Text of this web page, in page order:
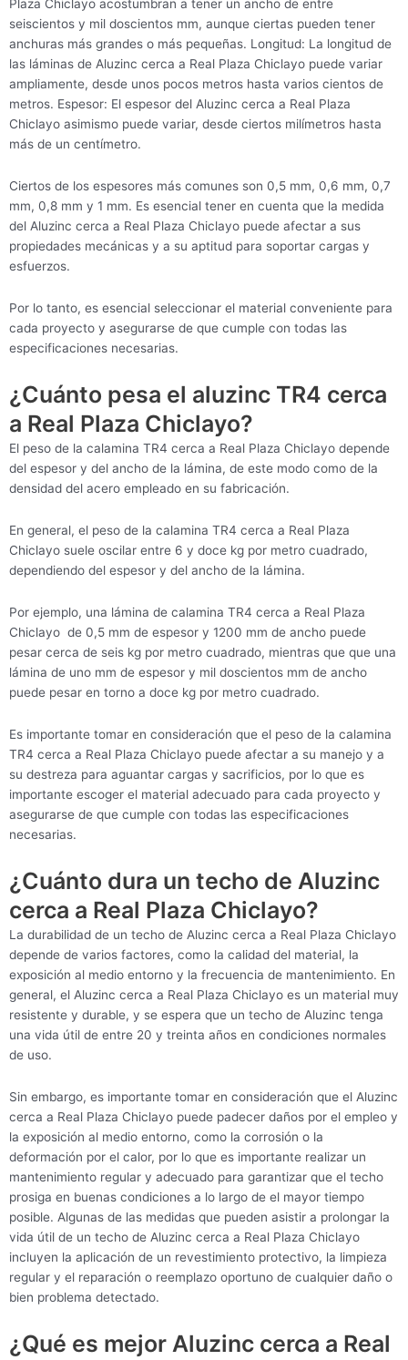
Plaza Chiclayo acostumbran a tener un ancho de entre
seiscientos y mil doscientos mm, aunque ciertas pueden tener
anchuras más grandes o más pequeñas. Longitud: La longitud de
las láminas de Aluzinc cerca a Real Plaza Chiclayo puede variar
ampliamente, desde unos pocos metros hasta varios cientos de
metros. Espesor: El espesor del Aluzinc cerca a Real Plaza
Chiclayo asimismo puede variar, desde ciertos milímetros hasta
más de un centímetro.
Ciertos de los espesores más comunes son 0,5 mm, 0,6 mm, 0,7
mm, 0,8 mm y 1 mm. Es esencial tener en cuenta que la medida
del Aluzinc cerca a Real Plaza Chiclayo puede afectar a sus
propiedades mecánicas y a su aptitud para soportar cargas y
esfuerzos.
Por lo tanto, es esencial seleccionar el material conveniente para
cada proyecto y asegurarse de que cumple con todas las
especificaciones necesarias.
¿Cuánto pesa el aluzinc TR4 cerca
a Real Plaza Chiclayo?
El peso de la calamina TR4 cerca a Real Plaza Chiclayo depende
del espesor y del ancho de la lámina, de este modo como de la
densidad del acero empleado en su fabricación.
En general, el peso de la calamina TR4 cerca a Real Plaza
Chiclayo suele oscilar entre 6 y doce kg por metro cuadrado,
dependiendo del espesor y del ancho de la lámina.
Por ejemplo, una lámina de calamina TR4 cerca a Real Plaza
Chiclayo de 0,5 mm de espesor y 1200 mm de ancho puede
pesar cerca de seis kg por metro cuadrado, mientras que que una
lámina de uno mm de espesor y mil doscientos mm de ancho
puede pesar en torno a doce kg por metro cuadrado.
Es importante tomar en consideración que el peso de la calamina
TR4 cerca a Real Plaza Chiclayo puede afectar a su manejo y a
su destreza para aguantar cargas y sacrificios, por lo que es
importante escoger el material adecuado para cada proyecto y
asegurarse de que cumple con todas las especificaciones
necesarias.
¿Cuánto dura un techo de Aluzinc
cerca a Real Plaza Chiclayo?
La durabilidad de un techo de Aluzinc cerca a Real Plaza Chiclayo
depende de varios factores, como la calidad del material, la
exposición al medio entorno y la frecuencia de mantenimiento. En
general, el Aluzinc cerca a Real Plaza Chiclayo es un material muy
resistente y durable, y se espera que un techo de Aluzinc tenga
una vida útil de entre 20 y treinta años en condiciones normales
de uso.
Sin embargo, es importante tomar en consideración que el Aluzinc
cerca a Real Plaza Chiclayo puede padecer daños por el empleo y
la exposición al medio entorno, como la corrosión o la
deformación por el calor, por lo que es importante realizar un
mantenimiento regular y adecuado para garantizar que el techo
prosiga en buenas condiciones a lo largo de el mayor tiempo
posible. Algunas de las medidas que pueden asistir a prolongar la
vida útil de un techo de Aluzinc cerca a Real Plaza Chiclayo
incluyen la aplicación de un revestimiento protectivo, la limpieza
regular y el reparación o reemplazo oportuno de cualquier daño o
bien problema detectado.
¿Qué es mejor Aluzinc cerca a Real